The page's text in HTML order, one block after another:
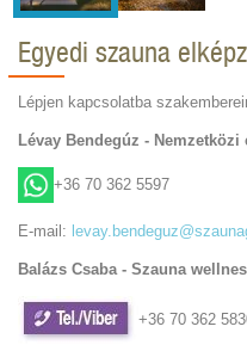
Egyedi szauna
Lépjen kapcsolatba
Lévay Bendegúz -
+36 70 362 5597
E-mail:
Balázs Csaba - Szauna
+36 70 362